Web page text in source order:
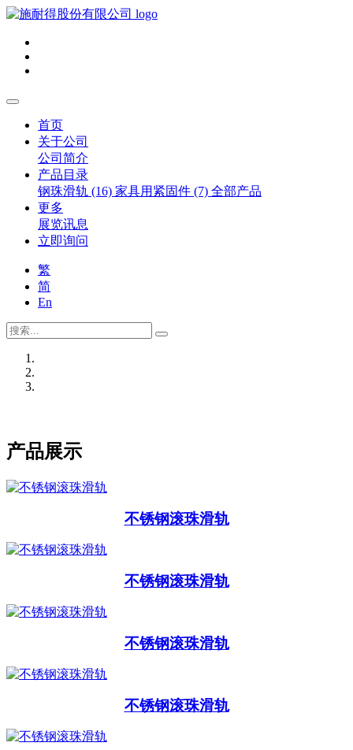
首页
关于公司
公司简介
产品目录
钢珠滑轨 (16) 家具用紧固件 (7) 全部产品
更多
展览讯息
立即询问
繁
简
En
产品展示
不锈钢滚珠滑轨
不锈钢滚珠滑轨
不锈钢滚珠滑轨
不锈钢滚珠滑轨